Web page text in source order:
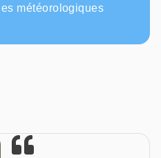
météorologiques